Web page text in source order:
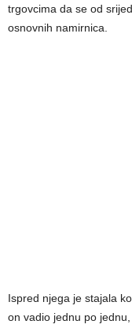
trgovcima da se od
osnovnih namirnica.
Ispred njega je stajala
on vadio jednu po